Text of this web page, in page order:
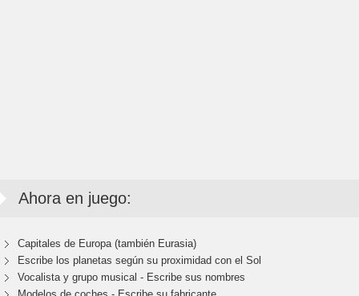
Ahora en juego:
Capitales de Europa (también Eurasia)
Escribe los planetas según su proximidad con el Sol
Vocalista y grupo musical - Escribe sus nombres